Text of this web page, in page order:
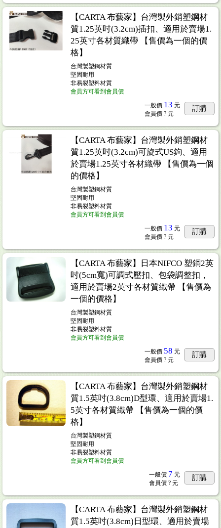
【CARTA 布藝家】台灣製外銷塑鋼材
質1.25英吋(3.2cm)插扣、適用於賣場1.
25英寸各材質織帶 【售價為一個的價
格】
台灣製塑鋼材質
堅固耐用
非易裂塑料材質
會員方可看到會員價
一般價 13 元
會員價 ? 元
訂購
【CARTA 布藝家】台灣製外銷塑鋼材
質1.25英吋(3.2cm)可旋式US鉤、適用
於賣場1.25英寸各材織帶 【售價為一個
的價格】
台灣製塑鋼材質
堅固耐用
非易裂塑料材質
會員方可看到會員價
一般價 13 元
會員價 ? 元
訂購
【CARTA 布藝家】日本NIFCO 塑鋼2英
吋(5cm寬)可調式壓扣、包袋調整扣，
適用於賣場2英寸各材質織帶 【售價為
一個的價格】
台灣製塑鋼材質
堅固耐用
非易裂塑料材質
會員方可看到會員價
一般價 58 元
會員價 ? 元
訂購
【CARTA 布藝家】台灣製外銷塑鋼材
質1.5英吋(3.8cm)D型環、適用於賣場1.
5英寸各材質織帶 【售價為一個的價
格】
台灣製塑鋼材質
堅固耐用
非易裂塑料材質
會員方可看到會員價
一般價 7 元
會員價 ? 元
訂購
【CARTA 布藝家】台灣製外銷塑鋼材
質1.5英吋(3.8cm)日型環、適用於賣場